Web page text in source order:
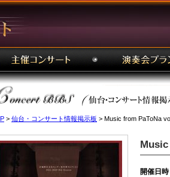
> 仙台・コンサート情報掲示板 > Music from PaToNa
Music
開催日